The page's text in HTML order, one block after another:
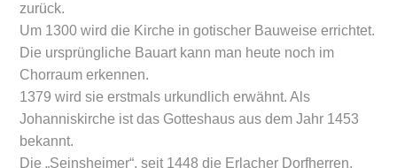
zurück.
Um 1300 wird die Kirche in gotischer Bauweise errichtet.
Die ursprüngliche Bauart kann man heute noch im
Chorraum erkennen.
1379 wird sie erstmals urkundlich erwähnt. Als
Johanniskirche ist das Gotteshaus aus dem Jahr 1453
bekannt.
Die „Seinsheimer“, seit 1448 die Erlacher Dorfherren,